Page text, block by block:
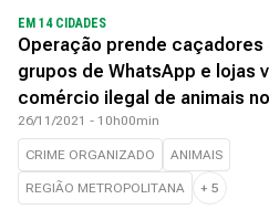
EM 14 CIDADES
Operação prende caçadores
grupos de WhatsApp e lojas
comércio ilegal de animais
26/11/2021 - 10h00min
CRIME ORGANIZADO ANIMAIS
REGIÃO METROPOLITANA + 5